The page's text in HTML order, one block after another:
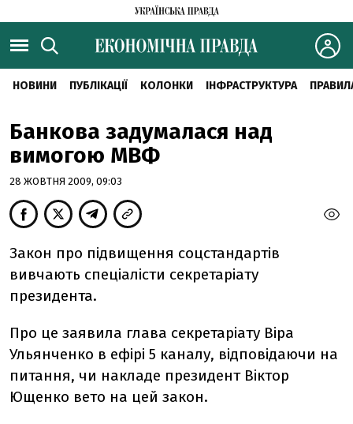
НОВИНИ ПУБЛІКАЦІЇ КОЛОНКИ ІНФРАСТРУКТУРА
Банкова задумалася над
вимогою МВФ
28 ЖОВТНЯ 2009, 09:03
Закон про підвищення соцстандартів
вивчають спеціалісти секретаріату
президента.
Про це заявила глава секретаріату Віра
Ульянченко в ефірі 5 каналу, відповідаючи на
питання, чи накладе президент Віктор
Ющенко вето на цей закон.